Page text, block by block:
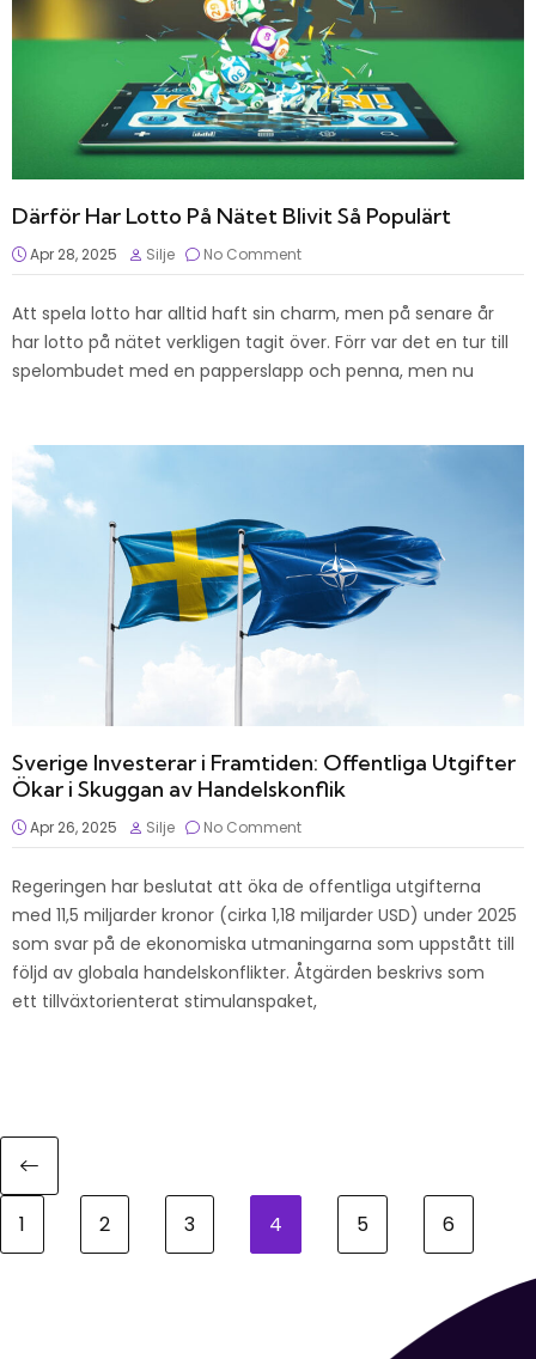
Därför Har Lotto På Nätet Blivit Så Populärt
Apr 28, 2025 Silje No Comment
Att spela lotto har alltid haft sin charm, men på senare år
har lotto på nätet verkligen tagit över. Förr var det en tur till
spelombudet med en papperslapp och penna, men nu
Sverige Investerar i Framtiden: Offentliga Utgifter
Ökar i Skuggan av Handelskonflik
Apr 26, 2025 Silje No Comment
Regeringen har beslutat att öka de offentliga utgifterna
med 11,5 miljarder kronor (cirka 1,18 miljarder USD) under 2025
som svar på de ekonomiska utmaningarna som uppstått till
följd av globala handelskonflikter. Åtgärden beskrivs som
ett tillväxtorienterat stimulanspaket,
1 2 3 4 5 6